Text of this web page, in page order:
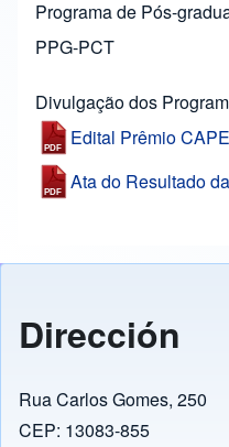
Programa de Pós-
PPG-PCT
Divulgação dos
Edital Prêmio
Ata do Resultado
Dirección
Rua Carlos Gomes, 250
CEP: 13083-855